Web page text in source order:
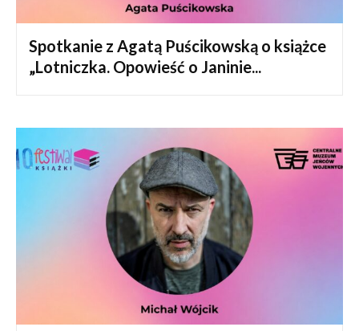
Spotkanie z Agatą Puścikowską o książce
„Lotniczka. Opowieść o Janinie...